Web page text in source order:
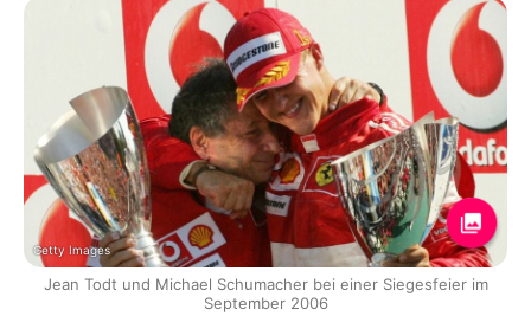
Getty Images
Jean Todt und Michael Schumacher bei einer Siegesfeier im
September 2006